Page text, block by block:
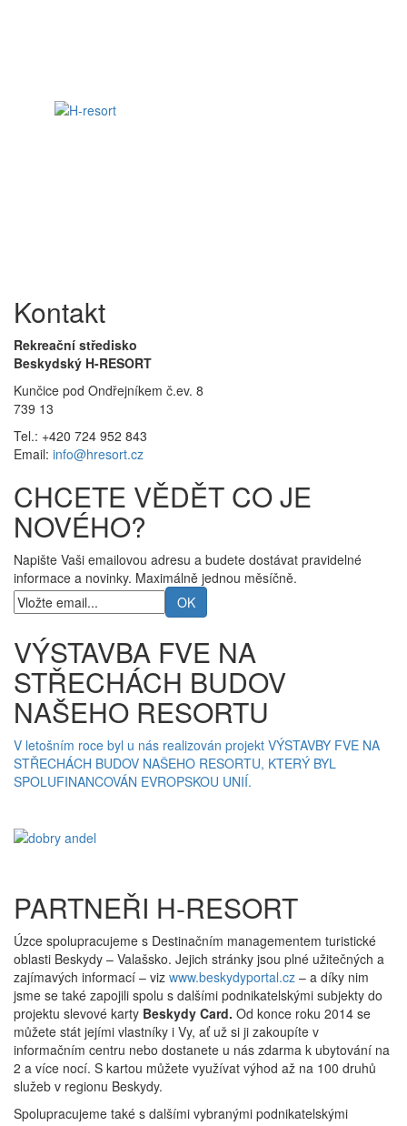
Kontakt
Rekreační středisko
Beskydský H-RESORT
Kunčice pod Ondřejníkem č.ev. 8
739 13
Tel.: +420 724 952 843
Email: info@hresort.cz
CHCETE VĚDĚT CO JE
NOVÉHO?
Napište Vaši emailovou adresu a budete dostávat pravidelné
informace a novinky. Maximálně jednou měsíčně.
VÝSTAVBA FVE NA
STŘECHÁCH BUDOV
NAŠEHO RESORTU
V letošním roce byl u nás realizován projekt VÝSTAVBY FVE NA
STŘECHÁCH BUDOV NAŠEHO RESORTU, KTERÝ BYL
SPOLUFINANCOVÁN EVROPSKOU UNIÍ.
PARTNEŘI H-RESORT
Úzce spolupracujeme s Destinačním managementem turistické
oblasti Beskydy – Valašsko. Jejich stránky jsou plné užitečných a
zajímavých informací – viz www.beskydyportal.cz – a díky nim
jsme se také zapojili spolu s dalšími podnikatelskými subjekty do
projektu slevové karty Beskydy Card. Od konce roku 2014 se
můžete stát jejími vlastníky i Vy, ať už si ji zakoupíte v
informačním centru nebo dostanete u nás zdarma k ubytování na
2 a více nocí. S kartou můžete využívat výhod až na 100 druhů
služeb v regionu Beskydy.
Spolupracujeme také s dalšími vybranými podnikatelskými